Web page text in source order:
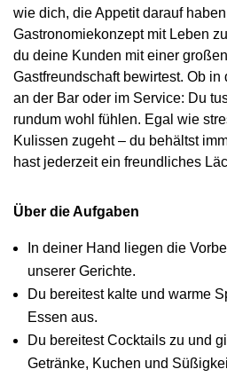
wie dich, die Appetit darauf
Gastronomiekonzept mit Leben
du deine Kunden mit einer
Gastfreundschaft bewirtest. Ob in
an der Bar oder im Service: Du
rundum wohl fühlen. Egal wie
Kulissen zugeht – du behältst
hast jederzeit ein freundliches
Über die Aufgaben
In deiner Hand liegen die
unserer Gerichte.
Du bereitest kalte und warme
Essen aus.
Du bereitest Cocktails zu und
Getränke, Kuchen und